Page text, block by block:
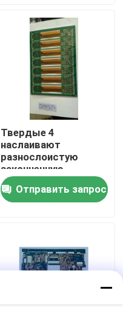
Твердые 4
наслаивают
разнослоистую
законченную
поверхность доски
1.5mm FR4 TG150 PI
ENIG PCB
Отправить запрос